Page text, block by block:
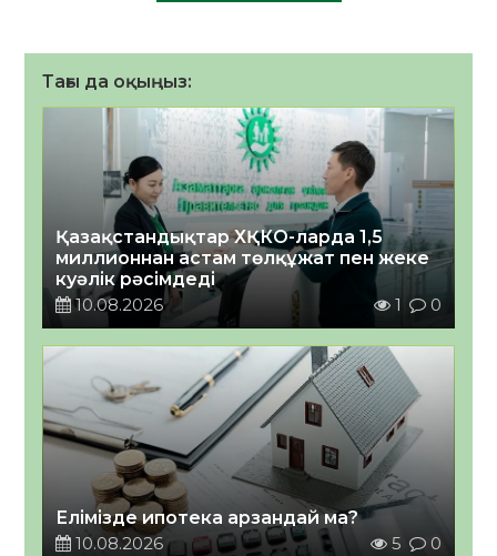
Тағы да оқыңыз:
Қазақстандықтар ХҚКО-ларда 1,5
миллионнан астам төлқұжат пен жеке
куәлік рәсімдеді
10.08.2026
1 0
Елімізде ипотека арзандай ма?
10.08.2026
5 0